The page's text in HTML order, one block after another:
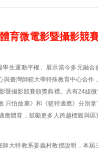
育微電影暨攝影競
學生運動平權、展示當今多元融合
與臺灣師範大學特殊教育中心合作
暨攝影競賽頒獎典禮。共有24組
只怕放棄》和《籃特適應》分別
應體育，鼓勵更多人跨越標籤與
師大特教系姜義村教授說明，本屆